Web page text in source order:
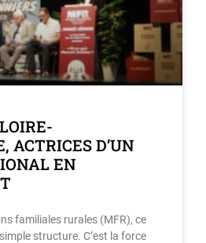
ACTRICES D’UN
EN
familiales rurales (MFR), ce
simple structure. C’est la force